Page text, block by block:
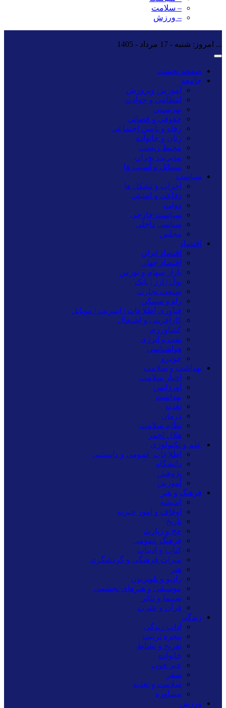
– سلامت
– ورزش
... امروز: شنبه - 17 مرداد - 1405
صفحه نخست
جامعه
آموزش وپرورش
انتظامی و حوادث
بهزیستی
حقوقی و قضائی
رفاه و تأمین اجتماعی
زنان و خانواده
محیط زیست
مدیریت بحران
مسائل و آسیب ها
سیاست
احزاب و تشکل ها
دفاعی و امنیتی
دولت
سیاست خارجی
سیاسی داخلی
مجلس
اقتصاد
اقتصاد ایران
اقتصاد جهان
بازار سهام و بورس
پول | ارز | بانک
صنعت تجارت
راه و مسکن
فناوری اطلاعات | اینترنت | موبایل
کارآفرینی و اشتغال
کشاورزی
نفت و انرژی
هواشناسی
خودرو
بهداشت و سلامت
اخبار سلامت
اورژانس
بهداشت
تغدیه
درمان
نظام سلامت
هلال احمر
علم و تکنولوژی
اطلاعات عمومی و دانستنی
دانشگاه
پژوهش
آموزش
فرهنگ و هنر
اندیشه
اوقاف و امور خیریه
تاریخ
حج و زیارت
فرهنگ عمومی
کتاب و ادبیات
میراث فرهنگی و گردشگری
هنر
رادیو و تلویزیون
موسیقی و هنرهای تجسمی
سینما و تئاتر
قرآن و عترت
زندگی
آداب زندگی
پنجره تربیت
تفریح و نشاط
خانواده
خبر خوب
سفر
سلامت و تغذیه
مشاوره
ورزش